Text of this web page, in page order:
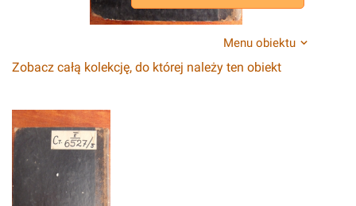
Menu obiektu
Zobacz całą kolekcję, do której należy ten obiekt